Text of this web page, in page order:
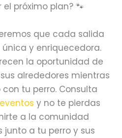
próximo plan? 🐾
que cada salida
y enriquecedora.
la oportunidad de
alrededores mientras
tu perro. Consulta
y no te pierdas
a la comunidad
a tu perro y sus